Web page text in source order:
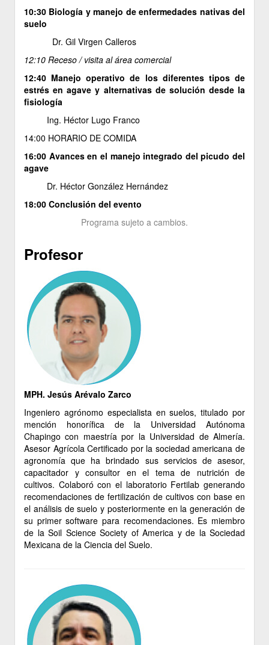
10:30 Biología y manejo de enfermedades nativas del
suelo
Dr. Gil Virgen Calleros
12:10 Receso / visita al área comercial
12:40 Manejo operativo de los diferentes tipos de
estrés en agave y alternativas de solución desde la
fisiología
Ing. Héctor Lugo Franco
14:00 HORARIO DE COMIDA
16:00 Avances en el manejo integrado del picudo del
agave
Dr. Héctor González Hernández
18:00 Conclusión del evento
Programa sujeto a cambios.
Profesor
MPH. Jesús Arévalo Zarco
Ingeniero agrónomo especialista en suelos, titulado por
mención honorífica de la Universidad Autónoma
Chapingo con maestría por la Universidad de Almería.
Asesor Agrícola Certificado por la sociedad americana de
agronomía que ha brindado sus servicios de asesor,
capacitador y consultor en el tema de nutrición de
cultivos. Colaboró con el laboratorio Fertilab generando
recomendaciones de fertilización de cultivos con base en
el análisis de suelo y posteriormente en la generación de
su primer software para recomendaciones. Es miembro
de la Soil Science Society of America y de la Sociedad
Mexicana de la Ciencia del Suelo.